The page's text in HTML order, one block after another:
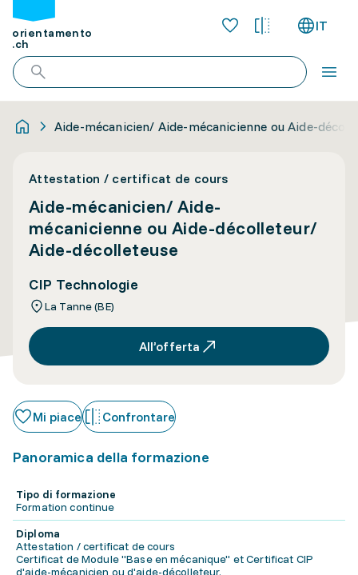
orientamento
.ch
IT
Aide-mécanicien/ Aide-mécanicienne ou Aide-
Attestation / certificat de cours
Aide-mécanicien/ Aide-
mécanicienne ou Aide-décolleteur/
Aide-décolleteuse
CIP Technologie
La Tanne (BE)
All’offerta
Mi piace Confrontare
Panoramica della formazione
Tipo di formazione
Formation continue
Diploma
Attestation / certificat de cours
Certificat de Module "Base en mécanique" et Certificat CIP
d'aide-mécanicien ou d'aide-décolleteur.